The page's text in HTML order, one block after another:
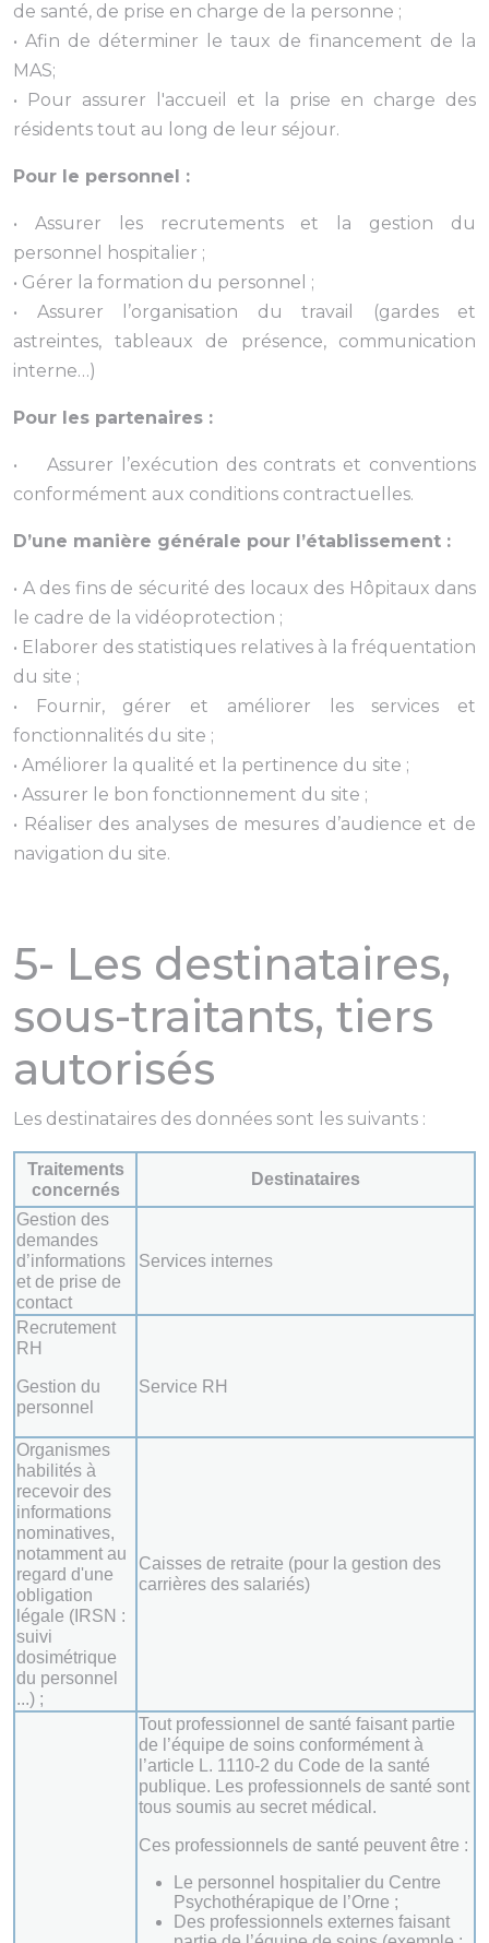
de santé, de prise en charge de la personne ;
• Afin de déterminer le taux de financement de la
MAS;
• Pour assurer l'accueil et la prise en charge des
résidents tout au long de leur séjour.
Pour le personnel :
• Assurer les recrutements et la gestion du
personnel hospitalier ;
• Gérer la formation du personnel ;
• Assurer l’organisation du travail (gardes et
astreintes, tableaux de présence, communication
interne…)
Pour les partenaires :
• Assurer l’exécution des contrats et conventions
conformément aux conditions contractuelles.
D’une manière générale pour l’établissement :
• A des fins de sécurité des locaux des Hôpitaux dans
le cadre de la vidéoprotection ;
• Elaborer des statistiques relatives à la fréquentation
du site ;
• Fournir, gérer et améliorer les services et
fonctionnalités du site ;
• Améliorer la qualité et la pertinence du site ;
• Assurer le bon fonctionnement du site ;
• Réaliser des analyses de mesures d’audience et de
navigation du site.
5- Les destinataires,
sous-traitants, tiers
autorisés
Les destinataires des données sont les suivants :
Traitements
concernés
Destinataires
Gestion des
demandes
d’informations
et de prise de
contact
Services internes
Recrutement
RH
Gestion du
personnel
Service RH
Organismes
habilités à
recevoir des
informations
nominatives,
notamment au
regard d'une
obligation
légale (IRSN :
suivi
dosimétrique
du personnel
...) ;
Caisses de retraite (pour la gestion des
carrières des salariés)
Tout professionnel de santé faisant partie
de l’équipe de soins conformément à
l’article L. 1110-2 du Code de la santé
publique. Les professionnels de santé sont
tous soumis au secret médical.
Ces professionnels de santé peuvent être :
Le personnel hospitalier du Centre
Psychothérapique de l’Orne ;
Des professionnels externes faisant